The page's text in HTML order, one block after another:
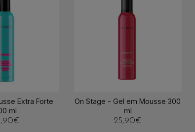
Extra Forte
ml
€
On Stage - Gel em Mousse 300
ml
25,90€